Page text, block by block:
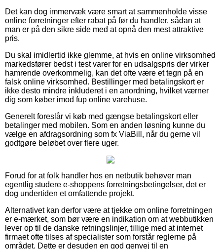
Det kan dog immervæk være smart at sammenholde visse
online forretninger efter rabat på før du handler, sådan at
man er på den sikre side med at opnå den mest attraktive
pris.
Du skal imidlertid ikke glemme, at hvis en online virksomhed
markedsfører bedst i test varer for en udsalgspris der virker
hamrende overkommelig, kan det ofte være et tegn på en
falsk online virksomhed. Bestillinger med betalingskort er
ikke desto mindre inkluderet i en anordning, hvilket værner
dig som køber imod fup online varehuse.
Generelt foreslår vi køb med gængse betalingskort eller
betalinger med mobilen. Som en anden løsning kunne du
vælge en afdragsordning som fx ViaBill, når du gerne vil
godtgøre beløbet over flere uger.
Forud for at folk handler hos en netbutik behøver man
egentlig studere e-shoppens forretningsbetingelser, det er
dog undertiden et omfattende projekt.
Alternativet kan derfor være at tjekke om online forretningen
er e-mærket, som bør være en indikation om at webbutikken
lever op til de danske retningslinjer, tillige med at internet
firmaet ofte tilses af specialister som forstår reglerne på
området. Dette er desuden en god genvej til en